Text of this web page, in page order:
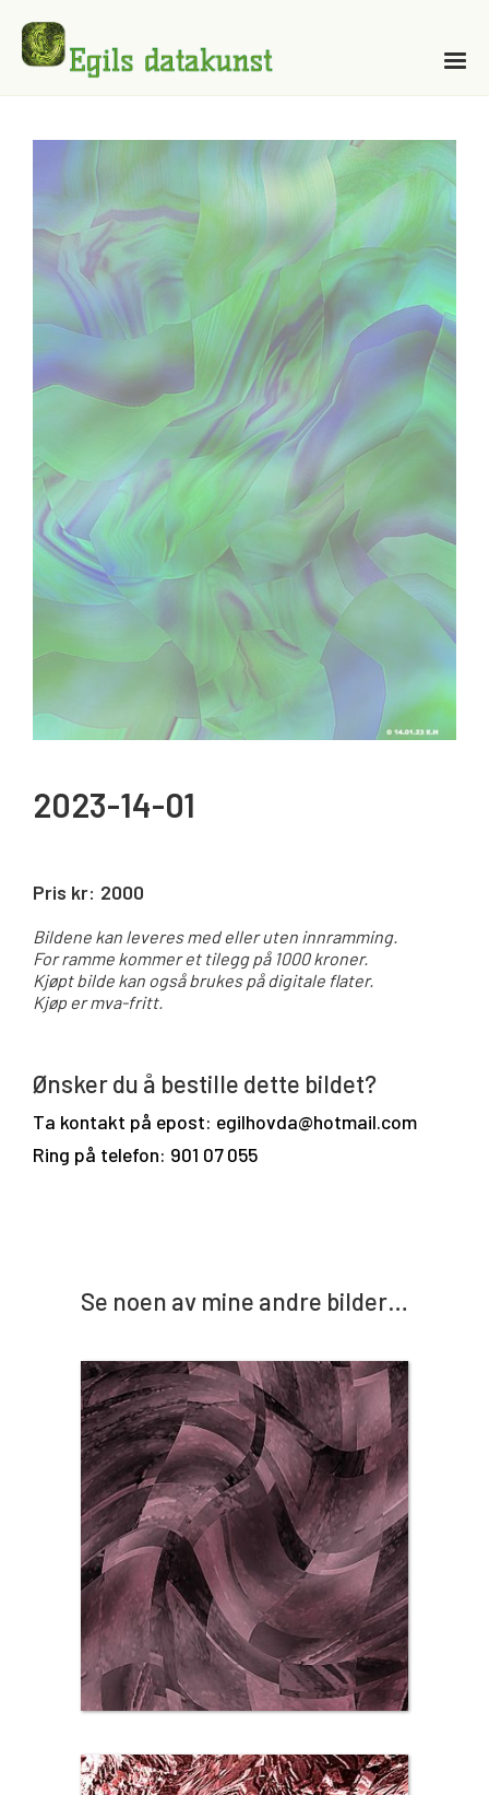
2023-14-01
Pris kr: 2000
Bildene kan leveres med eller uten innramming.
For ramme kommer et tilegg på 1000 kroner.
Kjøpt bilde kan også brukes på digitale flater.
Kjøp er mva-fritt.
Ønsker du å bestille dette bildet?
Ta kontakt på epost: egilhovda@hotmail.com
Ring på telefon: 901 07 055
Se noen av mine andre bilder…